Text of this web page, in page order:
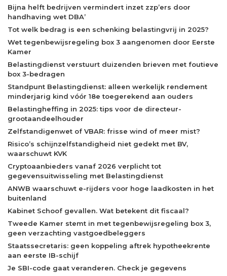
Bijna helft bedrijven vermindert inzet zzp’ers door
handhaving wet DBA’
Tot welk bedrag is een schenking belastingvrij in 2025?
Wet tegenbewijsregeling box 3 aangenomen door Eerste
Kamer
Belastingdienst verstuurt duizenden brieven met foutieve
box 3-bedragen
Standpunt Belastingdienst: alleen werkelijk rendement
minderjarig kind vóór 18e toegerekend aan ouders
Belastingheffing in 2025: tips voor de directeur-
grootaandeelhouder
Zelfstandigenwet of VBAR: frisse wind of meer mist?
Risico’s schijnzelfstandigheid niet gedekt met BV,
waarschuwt KVK
Cryptoaanbieders vanaf 2026 verplicht tot
gegevensuitwisseling met Belastingdienst
ANWB waarschuwt e-rijders voor hoge laadkosten in het
buitenland
Kabinet Schoof gevallen. Wat betekent dit fiscaal?
Tweede Kamer stemt in met tegenbewijsregeling box 3,
geen verzachting vastgoedbeleggers
Staatssecretaris: geen koppeling aftrek hypotheekrente
aan eerste IB-schijf
Je SBI-code gaat veranderen. Check je gegevens